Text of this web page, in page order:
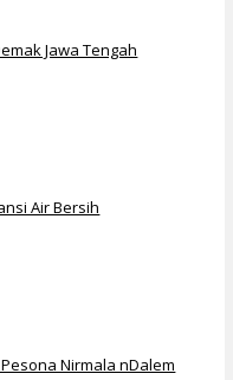
Jawa Tengah
Air Bersih
Nirmala nDalem